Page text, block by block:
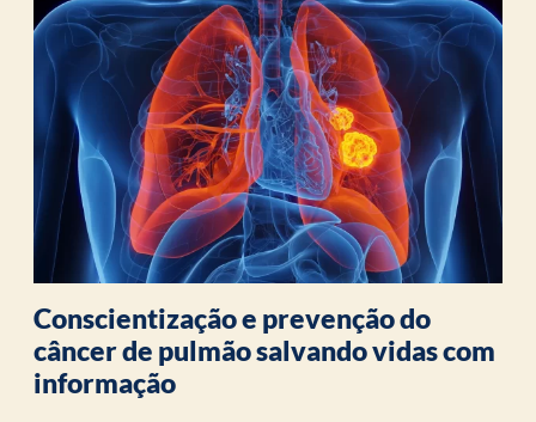
Conscientização e prevenção do
câncer de pulmão salvando vidas com
informação